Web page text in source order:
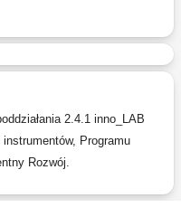
2.4.1 inno_LAB
Programu
Rozwój.